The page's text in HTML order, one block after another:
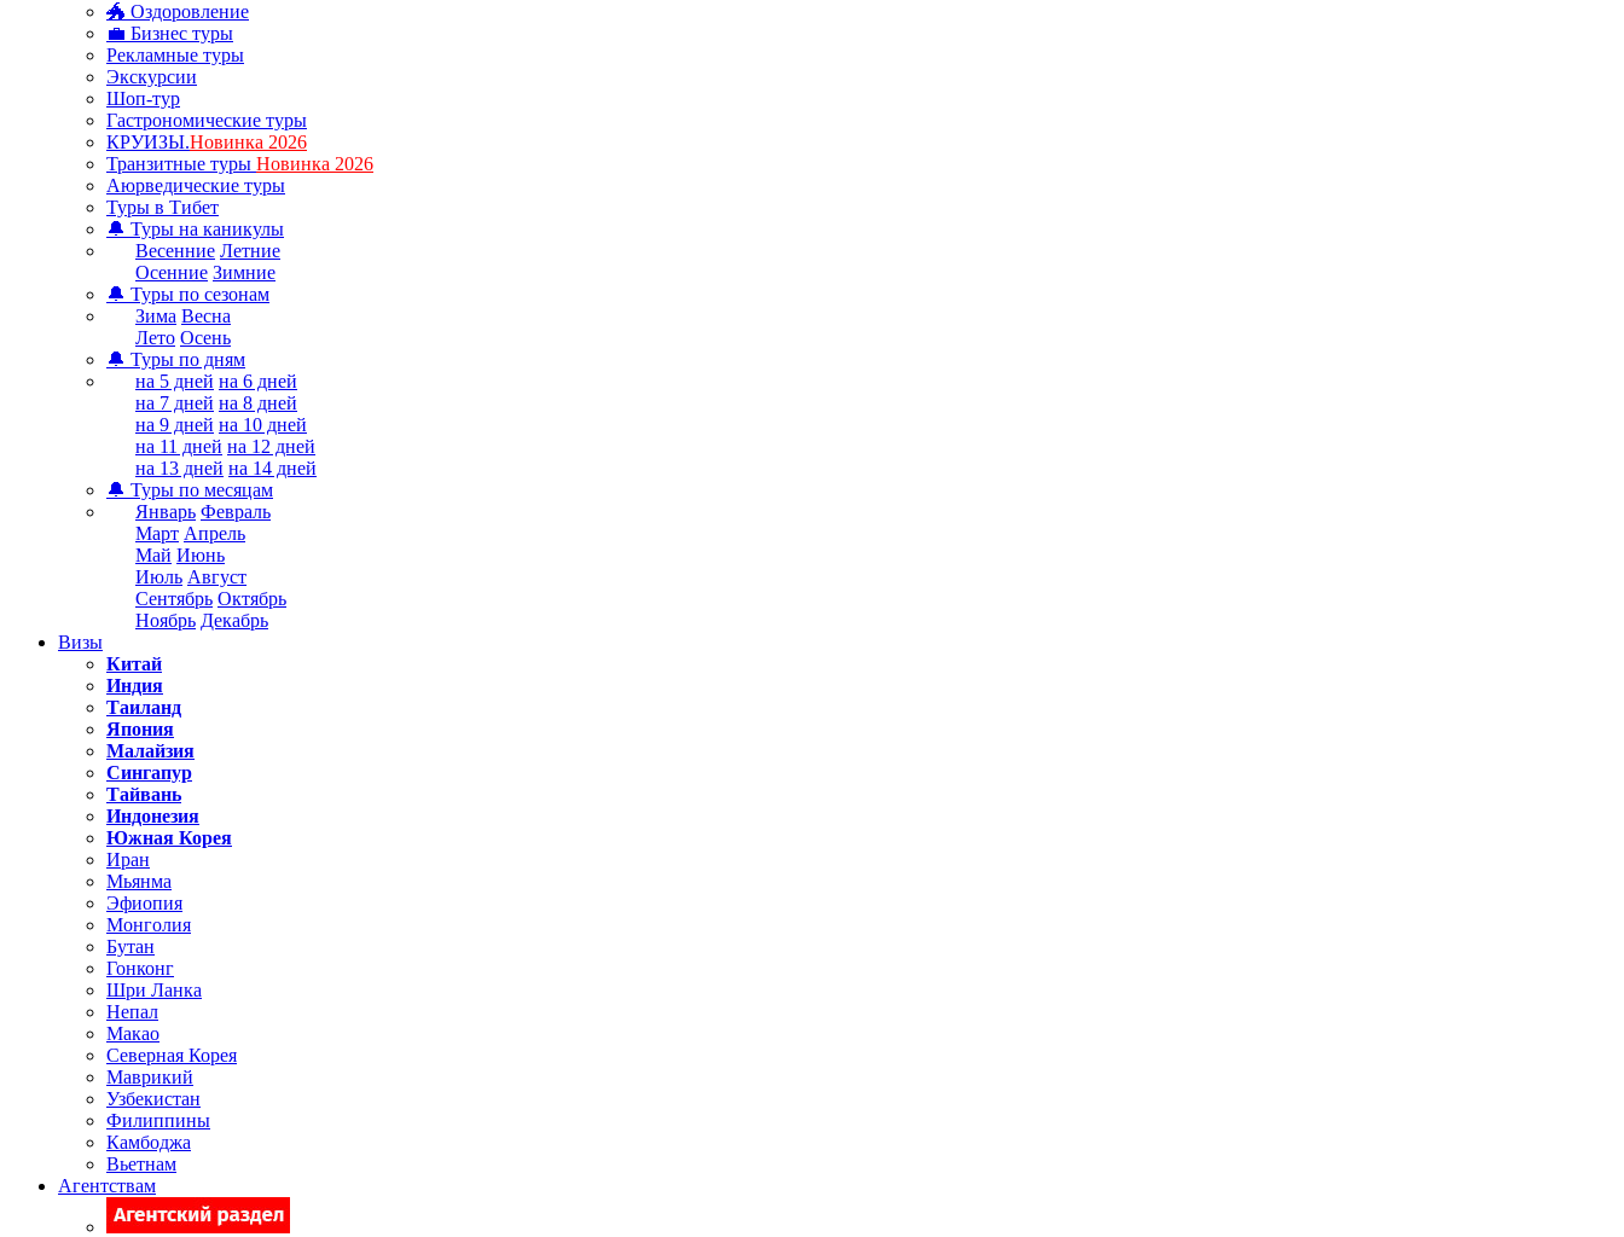
🐲 Оздоровление
💼 Бизнес туры
Рекламные туры
Экскурсии
Шоп-тур
Гастрономические туры
КРУИЗЫ.Новинка 2026
Транзитные туры Новинка 2026
Аюрведические туры
Туры в Тибет
🔔 Туры на каникулы
Весенние Летние
Осенние Зимние
🔔 Туры по сезонам
Зима Весна
Лето Осень
🔔 Туры по дням
на 5 дней на 6 дней
на 7 дней на 8 дней
на 9 дней на 10 дней
на 11 дней на 12 дней
на 13 дней на 14 дней
🔔 Туры по месяцам
Январь Февраль
Март Апрель
Май Июнь
Июль Август
Сентябрь Октябрь
Ноябрь Декабрь
Визы
Китай
Индия
Таиланд
Япония
Малайзия
Сингапур
Тайвань
Индонезия
Южная Корея
Иран
Мьянма
Эфиопия
Монголия
Бутан
Гонконг
Шри Ланка
Непал
Макао
Северная Корея
Маврикий
Узбекистан
Филиппины
Камбоджа
Вьетнам
Агентствам